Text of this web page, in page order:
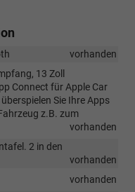
vorhanden
13 Zoll
Connect für Apple Car
Sie Ihre Apps
z.B. zum
vorhanden
2 in den
vorhanden
vorhanden